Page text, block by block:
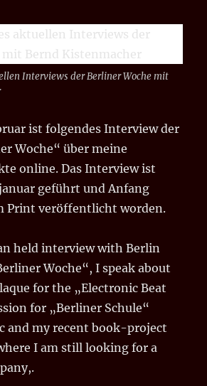
Interviews der Berliner Woche mit
ist folgendes Interview der
Woche“ über meine
online. Das Interview ist
geführt und Anfang
Print veröffentlicht worden.
held interview with Berlin
Woche“, I speak about
for the „Electronic Beat
for „Berliner Schule“
and my recent book-project
I am still looking for a